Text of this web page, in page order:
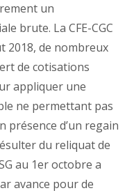
un
brute. La CFE-CGC
2018, de nombreux
de cotisations
appliquer une
ne permettant pas
présence d’un regain
du reliquat de
au 1er octobre a
avance pour de